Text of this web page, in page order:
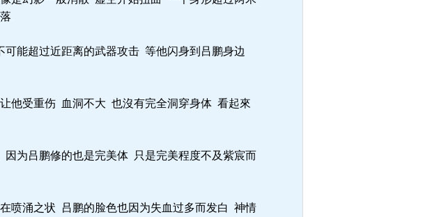
能超过近距离的武器攻击 等他闪身到吕鹏身边
他受重伤 血洞不大 也沒有完全洞穿身体 看起來
为吕鹏修的也是完美体 只是完美程度不及紫宸而
喷涌之状 吕鹏的脸色也因为失血过多而发白 神情